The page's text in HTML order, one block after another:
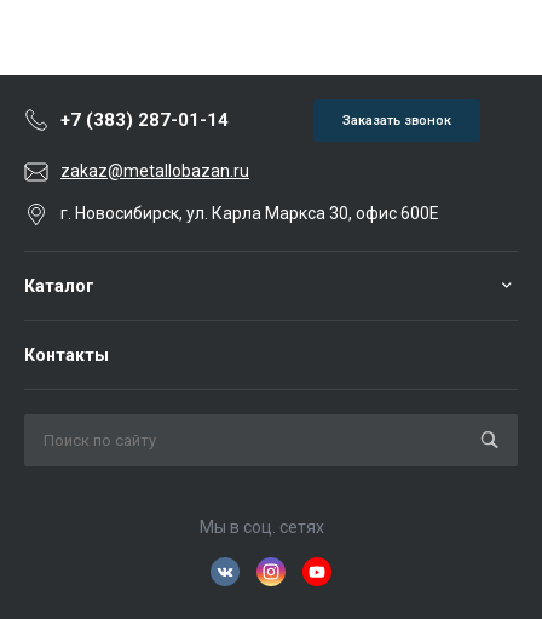
+7 (383) 287-01-14 Заказать звонок
zakaz@metallobazan.ru
г. Новосибирск, ул. Карла Маркса 30, офис 600Е
Каталог
Контакты
Мы в соц. сетях